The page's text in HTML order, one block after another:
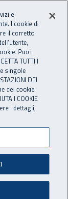
Apri cerca
di
negli
e
I cookie di
il corretto
Puoi
TUTTI I
singole
DEI
dei cookie
I COOKIE
i dettagli,